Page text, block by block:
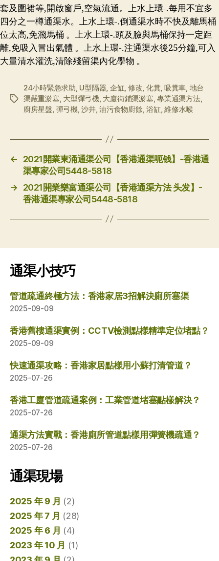
套及圍裙等,開啟窗戶,空氣流通。上水上環-.每用不宜多
四分之一樽通渠水。上水上環-.倒通渠水時不快及離馬桶
位太高,免濺馬桶 。上水上環-.頭及臉與馬桶保持一定距
離,免吸入冒出氣體 。上水上環-.注通渠水後25分鐘,可入
大量清水灌洗,清除殘留渠內化學物 。
标
24小時緊急求助, U型隔器, 企缸, 修改, 化糞, 吸糞車, 地台
渠嚴重淤塞, 大型彈弓機, 大廈街鋪渠淤塞,專業通渠方法,
廚房星盤, 彈弓機,沙井,油污食物廚餘,浴缸,維修水喉
←
2021開業東涌通渠公司【香港通渠呃钱】-香港通
渠專家公司5448-5818
→
2021開業樂富通渠公司【香港通渠方法 头发】-
香港通渠專家公司5448-5818
通渠小技巧
管道疏通終極方法：香港家居3招解決廁所塞渠
2025-09-09
香港舊樓通渠實例：CCTV檢測點樣精準定位堵點？
2025-09-09
快速通渠攻略：香港家居點樣用小蘇打清管道？
2025-07-26
香港工廈管道疏通案例：工業管道堵塞點樣解決？
2025-07-26
通渠方法實戰：香港廁所管道點樣用彈簧機疏通？
2025-07-26
通渠現場
2025 年 9 月 (2)
2025 年 7 月 (28)
2025 年 6 月 (4)
2023 年 10 月 (1)